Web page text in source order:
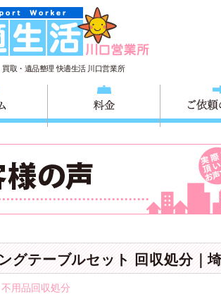
買取・遺品整理 快適生活 川口営業所
グテーブルセット 回収処分｜
不用品回収処分